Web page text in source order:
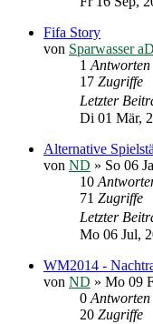
Fifa Story
von Sparwasser aD
1Antworten
17 Zugriffe
Letzter
Di 01 Mär,
Alternative
von ND » So 06
10
71 Zugriffe
Letzter
Mo 06 Jul,
WM2014 -
von ND » Mo 09
0Antworten
20 Zugriffe